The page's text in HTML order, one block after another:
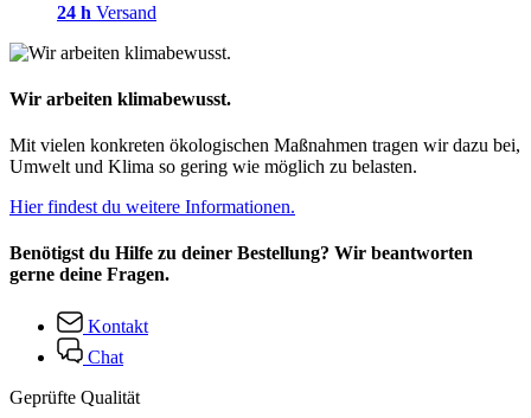
24 h Versand
Wir arbeiten klimabewusst.
Mit vielen konkreten ökologischen Maßnahmen tragen wir dazu bei,
Umwelt und Klima so gering wie möglich zu belasten.
Hier findest du weitere Informationen.
Benötigst du Hilfe zu deiner Bestellung? Wir beantworten
gerne deine Fragen.
Kontakt
Chat
Geprüfte Qualität